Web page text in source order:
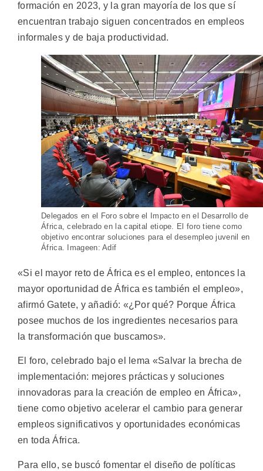
formación en 2023, y la gran mayoría de los que sí
encuentran trabajo siguen concentrados en empleos
informales y de baja productividad.
Delegados en el Foro sobre el Impacto en el Desarrollo de
África, celebrado en la capital etiope. El foro tiene como
objetivo encontrar soluciones para el desempleo juvenil en
África. Imageen: Adif
«Si el mayor reto de África es el empleo, entonces la
mayor oportunidad de África es también el empleo»,
afirmó Gatete, y añadió: «¿Por qué? Porque África
posee muchos de los ingredientes necesarios para
la transformación que buscamos».
El foro, celebrado bajo el lema «Salvar la brecha de
implementación: mejores prácticas y soluciones
innovadoras para la creación de empleo en África»,
tiene como objetivo acelerar el cambio para generar
empleos significativos y oportunidades económicas
en toda África.
Para ello, se buscó fomentar el diseño de políticas